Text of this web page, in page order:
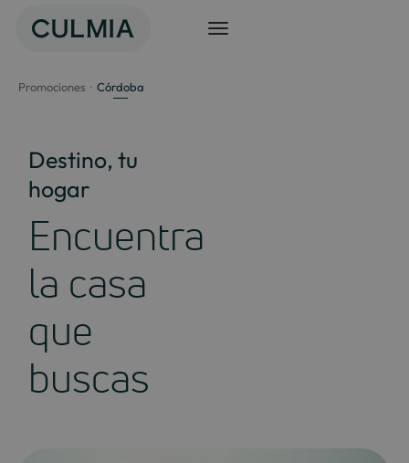
Promociones Córdoba
Destino, tu
hogar
Encuentra
la casa
que
buscas